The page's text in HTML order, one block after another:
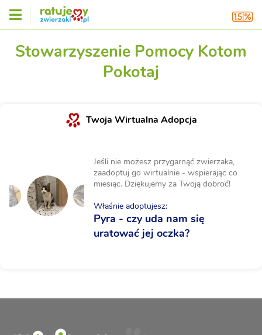
Stowarzyszenie Pomocy Kotom
Pokotaj
Twoja Wirtualna Adopcja
Jeśli nie możesz przygarnąć zwierzaka,
zaadoptuj go wirtualnie - wspierając co
miesiąc. Dziękujemy za Twoją dobroć!
Właśnie adoptujesz:
Pyra - czy uda nam się
uratować jej oczka?